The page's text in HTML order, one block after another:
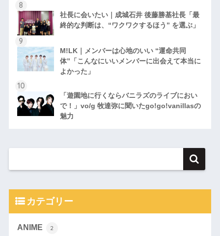
社長に会いたい｜成城石井 後藤勝基社長「最
終的な判断は、“ワクワクするほう” を選ぶ」
M!LK｜メンバーは心地のいい “運命共同
体”「こんなにいいメンバーに出会えて本当に
よかった」
「遊園地に行くならバニラズのライブにおい
で！」vo/g 牧達弥に聞いたgo!go!vanillasの
魅力
カテゴリー
ANIME 2